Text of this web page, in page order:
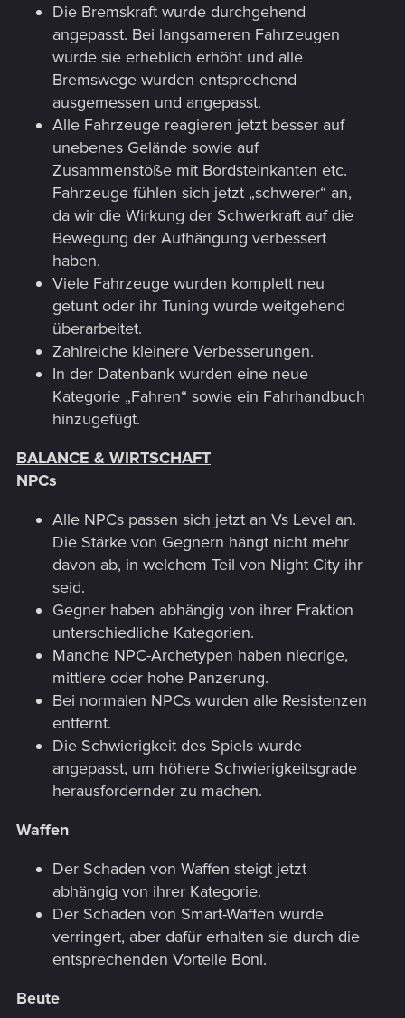
Die Bremskraft wurde durchgehend
angepasst. Bei langsameren Fahrzeugen
wurde sie erheblich erhöht und alle
Bremswege wurden entsprechend
ausgemessen und angepasst.
Alle Fahrzeuge reagieren jetzt besser auf
unebenes Gelände sowie auf
Zusammenstöße mit Bordsteinkanten etc.
Fahrzeuge fühlen sich jetzt „schwerer“ an,
da wir die Wirkung der Schwerkraft auf die
Bewegung der Aufhängung verbessert
haben.
Viele Fahrzeuge wurden komplett neu
getunt oder ihr Tuning wurde weitgehend
überarbeitet.
Zahlreiche kleinere Verbesserungen.
In der Datenbank wurden eine neue
Kategorie „Fahren“ sowie ein Fahrhandbuch
hinzugefügt.
BALANCE & WIRTSCHAFT
NPCs
Alle NPCs passen sich jetzt an Vs Level an.
Die Stärke von Gegnern hängt nicht mehr
davon ab, in welchem Teil von Night City ihr
seid.
Gegner haben abhängig von ihrer Fraktion
unterschiedliche Kategorien.
Manche NPC-Archetypen haben niedrige,
mittlere oder hohe Panzerung.
Bei normalen NPCs wurden alle Resistenzen
entfernt.
Die Schwierigkeit des Spiels wurde
angepasst, um höhere Schwierigkeitsgrade
herausfordernder zu machen.
Waffen
Der Schaden von Waffen steigt jetzt
abhängig von ihrer Kategorie.
Der Schaden von Smart-Waffen wurde
verringert, aber dafür erhalten sie durch die
entsprechenden Vorteile Boni.
Beute